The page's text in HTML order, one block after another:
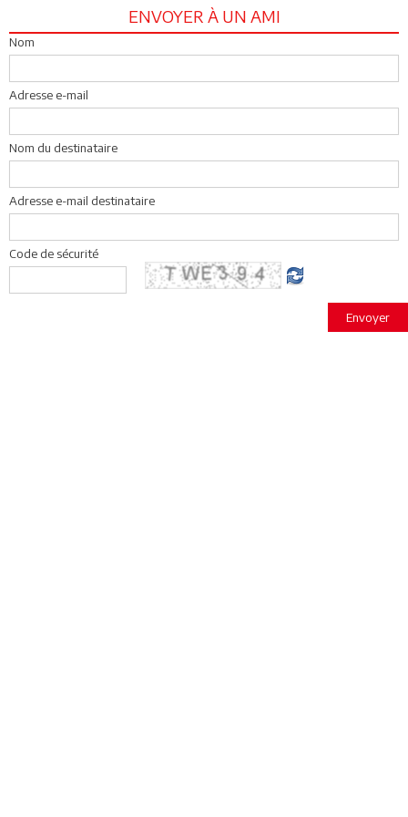
ENVOYER À UN AMI
Nom
Adresse e-mail
Nom du destinataire
Adresse e-mail destinataire
Code de sécurité
Envoyer